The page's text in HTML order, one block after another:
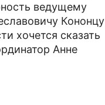
ведущему
Кононцу
хочется сказать
Анне